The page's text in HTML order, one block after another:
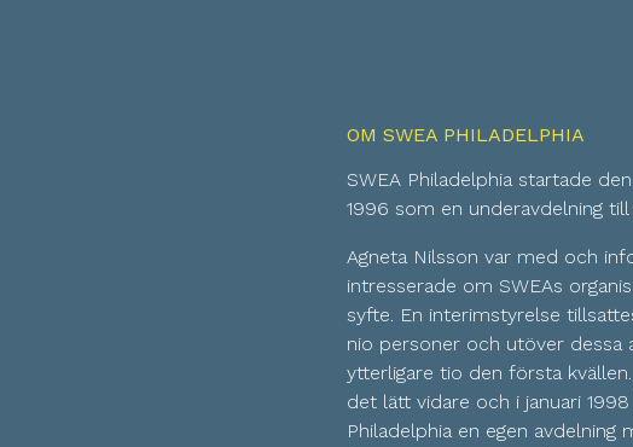
OM SWEA PHILADELPHIA
SWEA Philadelphia startade
1996 som en underavdelning till
Agneta Nilsson var med och
intresserade om SWEAs
syfte. En interimstyrelse
nio personer och utöver dessa
ytterligare tio den första
det lätt vidare och i januari
Philadelphia en egen avdelning